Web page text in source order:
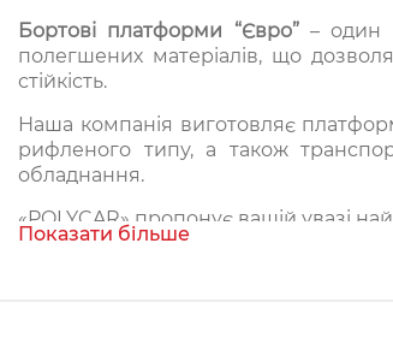
Бортові платформи “Євро”– один з
полегшених матеріалів, що
стійкість.
Наша компанія виготовляє
рифленого типу, а також
обладнання.
«POLYCAR» пропонує вашій увазі
Показати більше